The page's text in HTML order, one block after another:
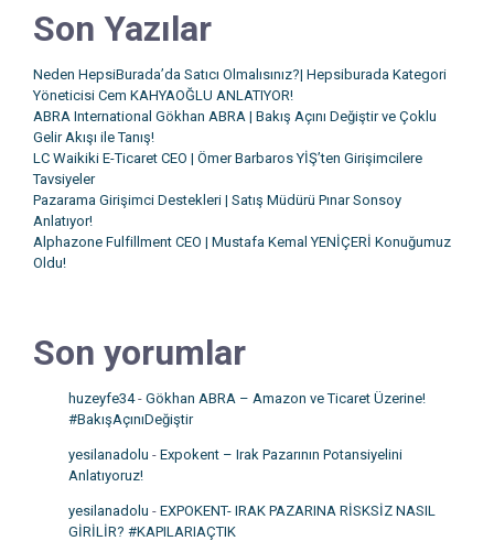
Son Yazılar
Neden HepsiBurada’da Satıcı Olmalısınız?| Hepsiburada Kategori
Yöneticisi Cem KAHYAOĞLU ANLATIYOR!
ABRA International Gökhan ABRA | Bakış Açını Değiştir ve Çoklu
Gelir Akışı ile Tanış!
LC Waikiki E-Ticaret CEO | Ömer Barbaros YİŞ’ten Girişimcilere
Tavsiyeler
Pazarama Girişimci Destekleri | Satış Müdürü Pınar Sonsoy
Anlatıyor!
Alphazone Fulfillment CEO | Mustafa Kemal YENİÇERİ Konuğumuz
Oldu!
Son yorumlar
huzeyfe34- Gökhan ABRA – Amazon ve Ticaret Üzerine!
#BakışAçınıDeğiştir
yesilanadolu - Expokent – Irak Pazarının Potansiyelini
Anlatıyoruz!
yesilanadolu - EXPOKENT- IRAK PAZARINA RİSKSİZ NASIL
GİRİLİR? #KAPILARIAÇTIK